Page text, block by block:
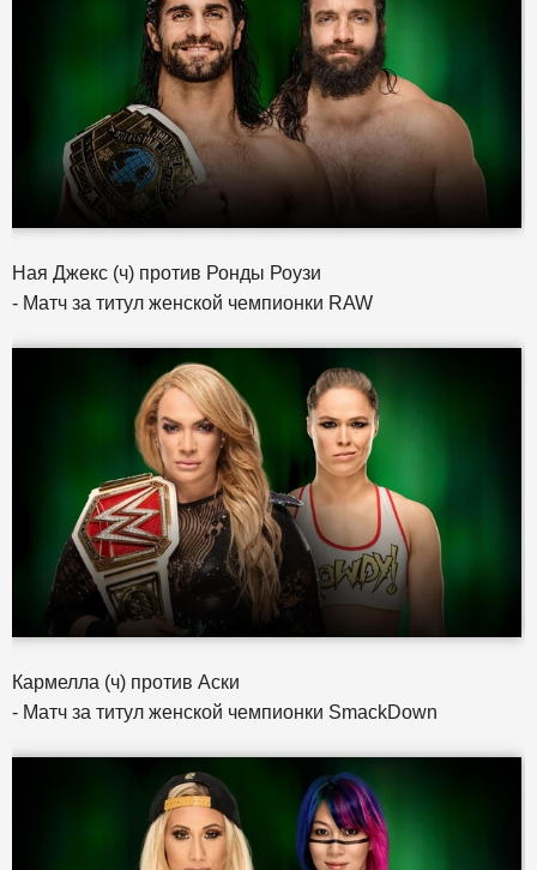
Ная Джекс (ч) против Ронды Роузи
- Матч за титул женской чемпионки RAW
Кармелла (ч) против Аски
- Матч за титул женской чемпионки SmackDown